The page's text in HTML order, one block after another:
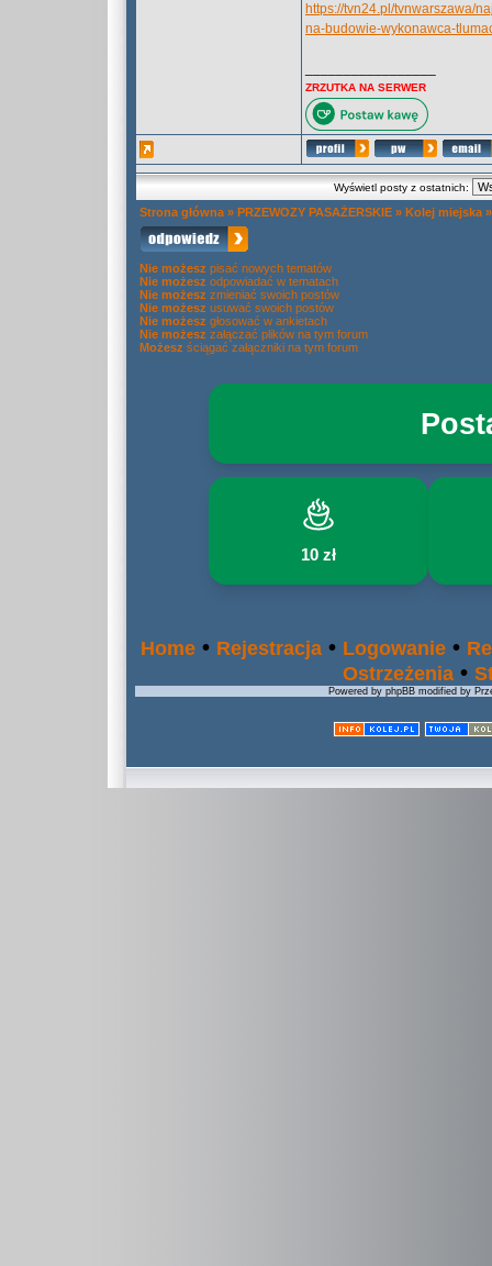
https://tvn24.pl/tvnwarszawa/
na-budowie-wykonawca-
ZRZUTKA NA SERWER
Wyświetl posty z ostatnich:
Strona główna » PRZEWOZY PASAŻERSKIE » Kolej miejska
Nie możesz pisać nowych tematów
Nie możesz odpowiadać w tematach
Nie możesz zmieniać swoich postów
Nie możesz usuwać swoich postów
Nie możesz głosować w ankietach
Nie możesz załączać plików na tym forum
Możesz ściągać załączniki na tym forum
10 zł
Home • Rejestracja • Logowanie •
Ostrzeżenia •
Powered by phpBB modified by